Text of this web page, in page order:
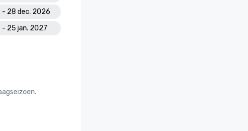
- 28 dec. 2026
- 25 jan. 2027